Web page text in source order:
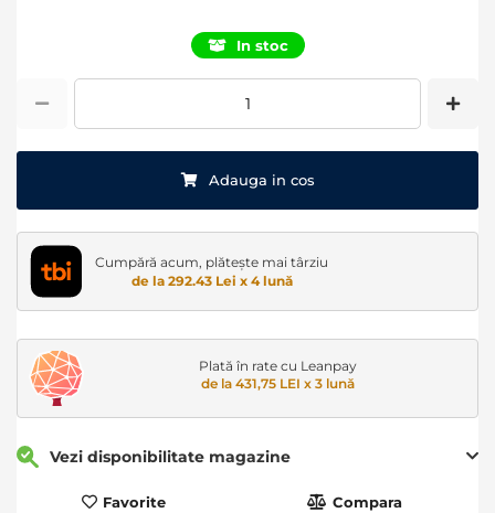
In stoc
Adauga in cos
Cumpără acum, plătește mai târziu
de la 292.43 Lei x 4 lună
Plată în rate cu Leanpay
de la 431,75 LEI x 3 lună
Vezi disponibilitate magazine
Favorite Compara